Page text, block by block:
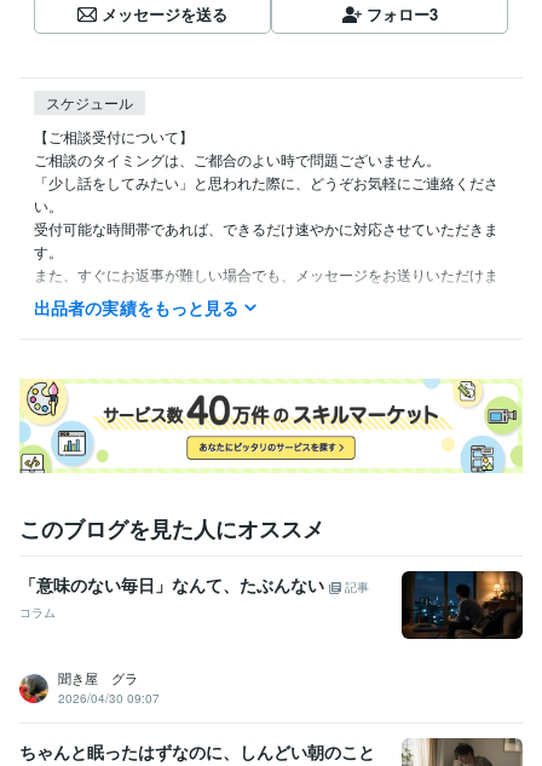
メッセージを送る
フォロー3
スケジュール
【ご相談受付について】
ご相談のタイミングは、ご都合のよい時で問題ございません。
「少し話をしてみたい」と思われた際に、どうぞお気軽にご連絡くださ
い。
受付可能な時間帯であれば、できるだけ速やかに対応させていただきま
す。
また、すぐにお返事が難しい場合でも、メッセージをお送りいただけま
したら、確認後に順次ご返信いたします。
ゲーム / ゲームデザイナー 経験年数 : 10年
事務・ビジネスサポート / 事務（一般事務） 経験年数 : 2年
ライフスタイル・その他 / ゲーマー 経験年数 : 6年
ライフスタイル・その他 / イベント司会 経験年数 : 3年
バンタンJカレッジ 1995年3月 ~ 1995年9月
神奈川県立平塚職業訓練校 1992年3月 ~ 1993年2月
出品者の実績をもっと見る
このブログを見た人にオススメ
「意味のない毎日」なんて、たぶんない
記事
コラム
聞き屋 グラ
2026/04/30 09:07
ちゃんと眠ったはずなのに、しんどい朝のこと